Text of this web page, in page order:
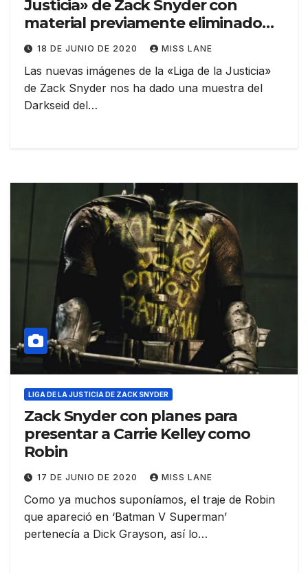
Justicia» de Zack Snyder con
material previamente eliminado
de Darkseid
18 DE JUNIO DE 2020 MISS LANE
Las nuevas imágenes de la «Liga de la Justicia»
de Zack Snyder nos ha dado una muestra del
Darkseid del…
LIGA DE LA JUSTICIA DE ZACK SNYDER
Zack Snyder con planes para
presentar a Carrie Kelley como
Robin
17 DE JUNIO DE 2020 MISS LANE
Como ya muchos suponíamos, el traje de Robin
que apareció en ‘Batman V Superman’
pertenecía a Dick Grayson, así lo…